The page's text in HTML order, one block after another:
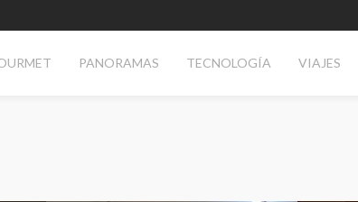
PANORAMAS TECNOLOGÍA VIAJES